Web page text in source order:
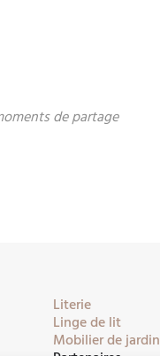
de partage
Literie
Linge de lit
Mobilier de jardin